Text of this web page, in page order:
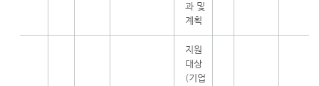
과 및
계획
지원
대상
(기업